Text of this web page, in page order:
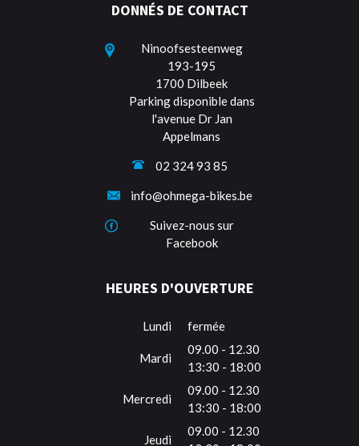
DONNÉS DE CONTACT
Ninoofsesteenweg
193-195
1700 Dilbeek
Parking disponible dans
l'avenue Dr Jan
Appelmans
02 324 93 85
info@ohmega-bikes.be
Suivez-nous sur
Facebook
HEURES D'OUVERTURE
Lundi fermée
Mardi
09.00 - 12.30
13:30 - 18:00
Mercredi
09.00 - 12.30
13:30 - 18:00
Jeudi
09.00 - 12.30